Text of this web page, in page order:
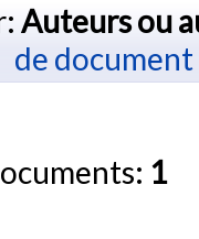
Auteurs ou
de document
1